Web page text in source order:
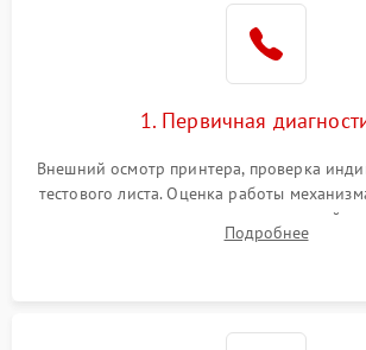
1. Первичная
Внешний осмотр принтера, проверка
тестового листа. Оценка работы
выявление посторонних шумов, замятий и
дефектов печати (полосы, фон,
Подробнее